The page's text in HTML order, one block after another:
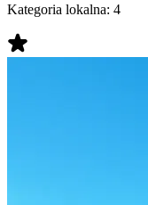
Kategoria lokalna: 4